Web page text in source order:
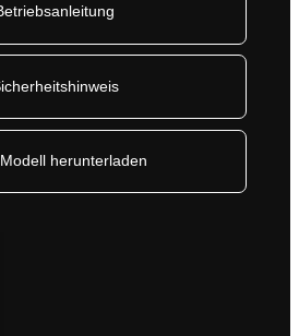
herunterladen